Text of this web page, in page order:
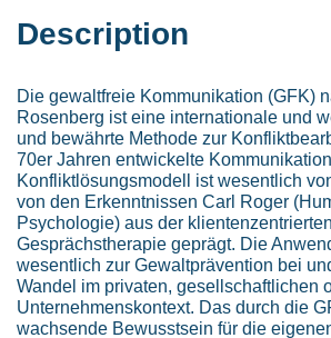
Description
Die gewaltfreie Kommunikation (GFK)
Rosenberg ist eine internationale und
und bewährte Methode zur
70er Jahren entwickelte
Konfliktlösungsmodell ist wesentlich
von den Erkenntnissen Carl Roger
Psychologie) aus der klientenzentrierten
Gesprächstherapie geprägt. Die
wesentlich zur Gewaltprävention bei
Wandel im privaten, gesellschaftlichen
Unternehmenskontext. Das durch die
wachsende Bewusstsein für die